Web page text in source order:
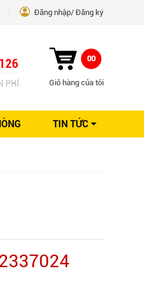
Đăng nhập Đăng ký
PHÍ
00
Giỏ hàng của tôi
TIN TỨC